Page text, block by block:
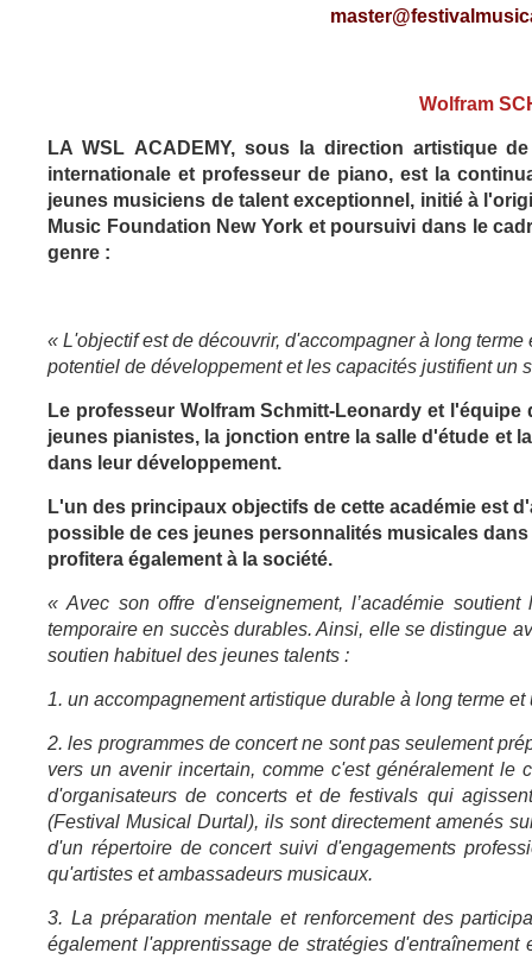
Wolfram
LA WSL ACADEMY, sous la direction artistique
internationale et professeur de piano, est la co
jeunes musiciens de talent exceptionnel, initié à
Music Foundation New York et poursuivi dans le
genre :
« L'objectif est de découvrir, d'accompagner à long
potentiel de développement et les capacités justifient un
Le professeur Wolfram Schmitt-Leonardy et
jeunes pianistes, la jonction entre la salle d'étude et
dans leur développement.
L'un des principaux objectifs de cette académie est
possible de ces jeunes personnalités musicales
profitera également à la société.
« Avec son offre d'enseignement, l’académie
temporaire en succès durables. Ainsi, elle se distingue
soutien habituel des jeunes talents :
1. un accompagnement artistique durable à long terme
2. les programmes de concert ne sont pas seulement
vers un avenir incertain, comme c'est généralement
d'organisateurs de concerts et de festivals qui
(Festival Musical Durtal), ils sont directement amenés
d'un répertoire de concert suivi d'engagements
qu'artistes et ambassadeurs musicaux.
3. La préparation mentale et renforcement des
également l'apprentissage de stratégies